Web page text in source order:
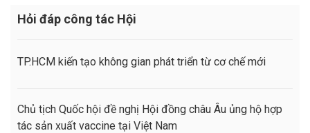
Hỏi đáp công tác Hội
TP.HCM kiến tạo không gian phát triển từ cơ chế mới
Chủ tịch Quốc hội đề nghị Hội đồng châu Âu ủng hộ hợp
tác sản xuất vaccine tại Việt Nam